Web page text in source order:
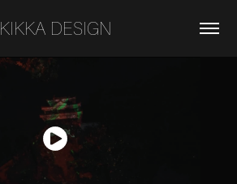
KIKKA DESIGN